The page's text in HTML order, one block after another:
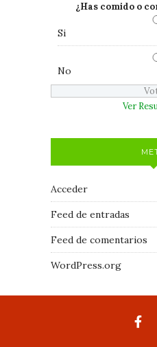
¿Has comido o
Si
No
Ver
Acceder
Feed de entradas
Feed de comentarios
WordPress.org